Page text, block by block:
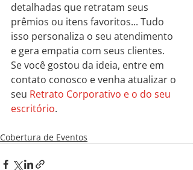
detalhadas que retratam seus
prêmios ou itens favoritos... Tudo
isso personaliza o seu atendimento
e gera empatia com seus clientes.
Se você gostou da ideia, entre em
contato conosco e venha atualizar o
seu Retrato Corporativo e o do seu
escritório.
Cobertura de Eventos